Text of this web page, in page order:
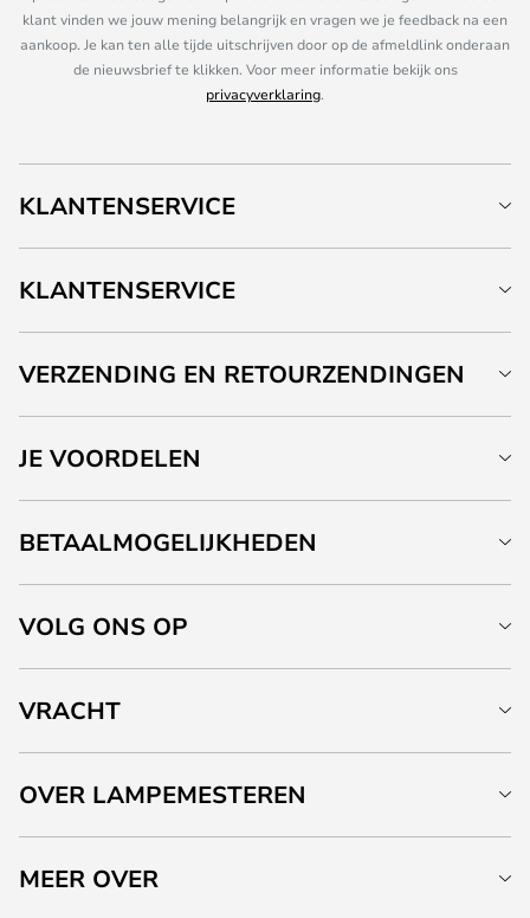
klant vinden we jouw mening belangrijk en vragen we je feedback na een
aankoop. Je kan ten alle tijde uitschrijven door op de afmeldlink onderaan
de nieuwsbrief te klikken. Voor meer informatie bekijk ons
privacyverklaring.
KLANTENSERVICE
KLANTENSERVICE
VERZENDING EN RETOURZENDINGEN
JE VOORDELEN
BETAALMOGELIJKHEDEN
VOLG ONS OP
VRACHT
OVER LAMPEMESTEREN
MEER OVER